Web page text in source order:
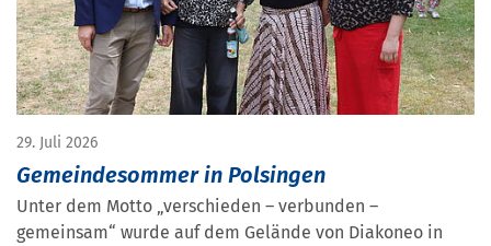
29. Juli 2026
Gemeindesommer in Polsingen
Unter dem Motto „verschieden – verbunden –
gemeinsam“ wurde auf dem Gelände von Diakoneo in